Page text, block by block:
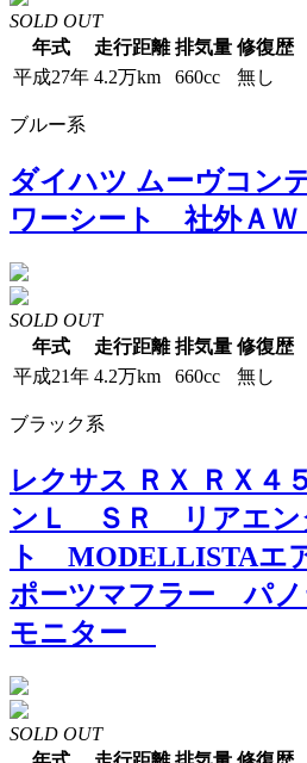
SOLD OUT
年式
走行距離 排気量 修復歴
平成27年 4.2万km 660cc 無し
ブルー系
ダイハツ ムーヴコ
ワーシート 社外Ａ
SOLD OUT
年式
走行距離 排気量 修復歴
平成21年 4.2万km 660cc 無し
ブラック系
レクサス ＲＸ ＲＸ４
ンＬ ＳＲ リアエン
ト MODELLISTAエ
ポーツマフラー パノ
モニター
SOLD OUT